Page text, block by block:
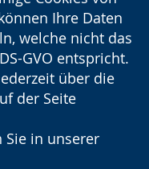
Ihre Daten
welche nicht das
GVO entspricht.
über die
der Seite
in unserer